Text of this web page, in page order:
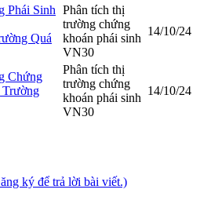
Phái Sinh
Quá
Phân tích thị
trường chứng
khoán phái sinh
VN30
14/10/24
Chứng
Trường
Phân tích thị
trường chứng
khoán phái sinh
VN30
14/10/24
ký để trả lời bài viết.)